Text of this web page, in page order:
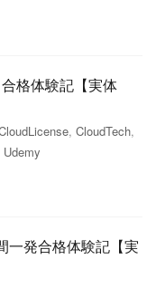
格体験記【実体
, CloudTech,
Udemy
一発合格体験記【実